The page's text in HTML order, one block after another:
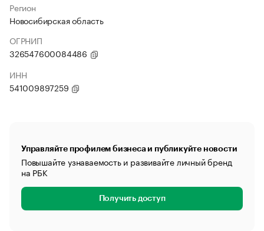
Регион
Новосибирская область
ОГРНИП
326547600084486
ИНН
541009897259
Управляйте профилем бизнеса и публикуйте новости
Повышайте узнаваемость и развивайте личный бренд
на РБК
Получить доступ